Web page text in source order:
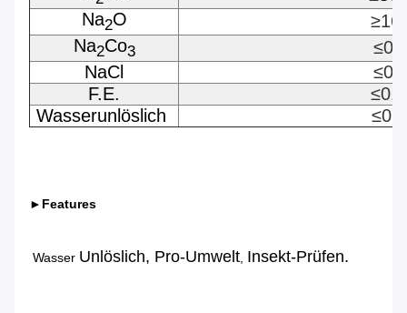
Na2O
Na2Co3
NaCl
F.E.
Wasserunlöslich
►Features
Wasser Unlöslich, Pro-Umwelt, Insekt-Prüfen.